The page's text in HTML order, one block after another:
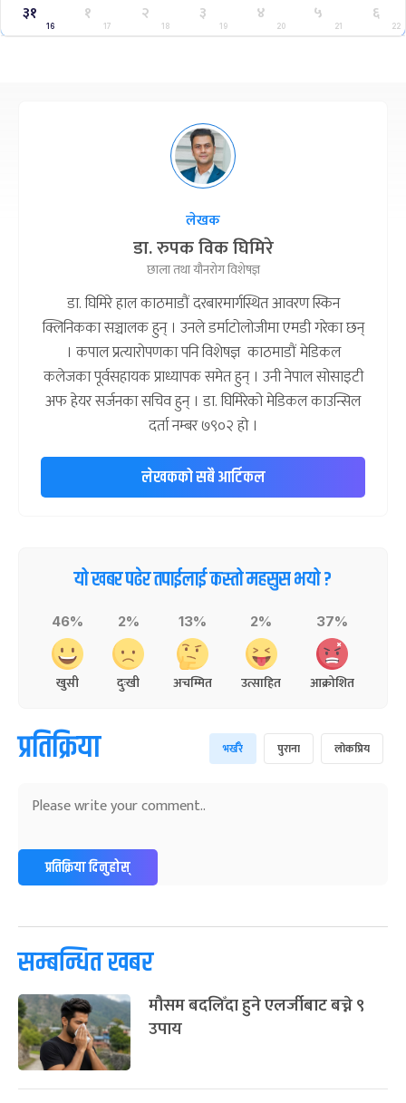
३१
16
१
17
२
18
३
19
४
20
५
21
६
22
लेखक
डा. रुपक विक घिमिरे
छाला तथा यौनरोग विशेषज्ञ
डा. घिमिरे हाल काठमाडौं दरबारमार्गस्थित आवरण स्किन
क्लिनिकका सञ्चालक हुन् । उनले डर्माटोलोजीमा एमडी गरेका छन्
। कपाल प्रत्यारोपणका पनि विशेषज्ञ काठमाडौं मेडिकल
कलेजका पूर्वसहायक प्राध्यापक समेत हुन् । उनी नेपाल सोसाइटी
अफ हेयर सर्जनका सचिव हुन् । डा. घिमिरेको मेडिकल काउन्सिल
दर्ता नम्बर ७९०२ हो ।
लेखकको सबै आर्टिकल
यो खबर पढेर तपाईलाई कस्तो महसुस भयो ?
46%
खुसी
2%
दुःखी
13%
अचम्मित
2%
उत्साहित
37%
आक्रोशित
प्रतिक्रिया भर्खरै पुराना लोकप्रिय
प्रतिक्रिया दिनुहोस्
सम्बन्धित खबर
मौसम बदलिँदा हुने एलर्जीबाट बच्ने ९
उपाय